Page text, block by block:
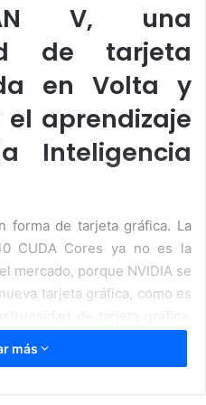
V, una
de tarjeta
en Volta y
aprendizaje
Inteligencia
forma de tarjeta gráfica. La
CUDA Cores ya no es la
mercado, porque NVIDIA se
tarjeta gráfica, como es
el sector profesional y el
más